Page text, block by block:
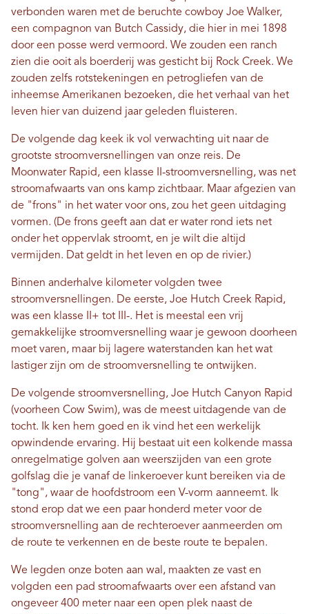
verbonden waren met de beruchte cowboy Joe Walker,
een compagnon van Butch Cassidy, die hier in mei 1898
door een posse werd vermoord. We zouden een ranch
zien die ooit als boerderij was gesticht bij Rock Creek. We
zouden zelfs rotstekeningen en petrogliefen van de
inheemse Amerikanen bezoeken, die het verhaal van het
leven hier van duizend jaar geleden fluisteren.
De volgende dag keek ik vol verwachting uit naar de
grootste stroomversnellingen van onze reis. De
Moonwater Rapid, een klasse II-stroomversnelling, was net
stroomafwaarts van ons kamp zichtbaar. Maar afgezien van
de "frons" in het water voor ons, zou het geen uitdaging
vormen. (De frons geeft aan dat er water rond iets net
onder het oppervlak stroomt, en je wilt die altijd
vermijden. Dat geldt in het leven en op de rivier.)
Binnen anderhalve kilometer volgden twee
stroomversnellingen. De eerste, Joe Hutch Creek Rapid,
was een klasse II+ tot III-. Het is meestal een vrij
gemakkelijke stroomversnelling waar je gewoon doorheen
moet varen, maar bij lagere waterstanden kan het wat
lastiger zijn om de stroomversnelling te ontwijken.
De volgende stroomversnelling, Joe Hutch Canyon Rapid
(voorheen Cow Swim), was de meest uitdagende van de
tocht. Ik ken hem goed en ik vind het een werkelijk
opwindende ervaring. Hij bestaat uit een kolkende massa
onregelmatige golven aan weerszijden van een grote
golfslag die je vanaf de linkeroever kunt bereiken via de
"tong", waar de hoofdstroom een ​​V-vorm aanneemt. Ik
stond erop dat we een paar honderd meter voor de
stroomversnelling aan de rechteroever aanmeerden om
de route te verkennen en de beste route te bepalen.
We legden onze boten aan wal, maakten ze vast en
volgden een pad stroomafwaarts over een afstand van
ongeveer 400 meter naar een open plek naast de